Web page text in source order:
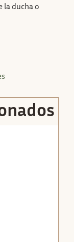
la ducha o